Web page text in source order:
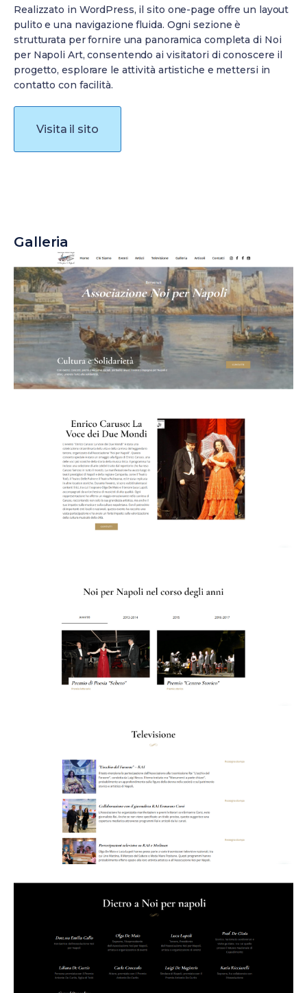
Realizzato in WordPress, il sito one-page offre un layout
pulito e una navigazione fluida. Ogni sezione è
strutturata per fornire una panoramica completa di Noi
per Napoli Art, consentendo ai visitatori di conoscere il
progetto, esplorare le attività artistiche e mettersi in
contatto con facilità.
Visita il sito
Galleria